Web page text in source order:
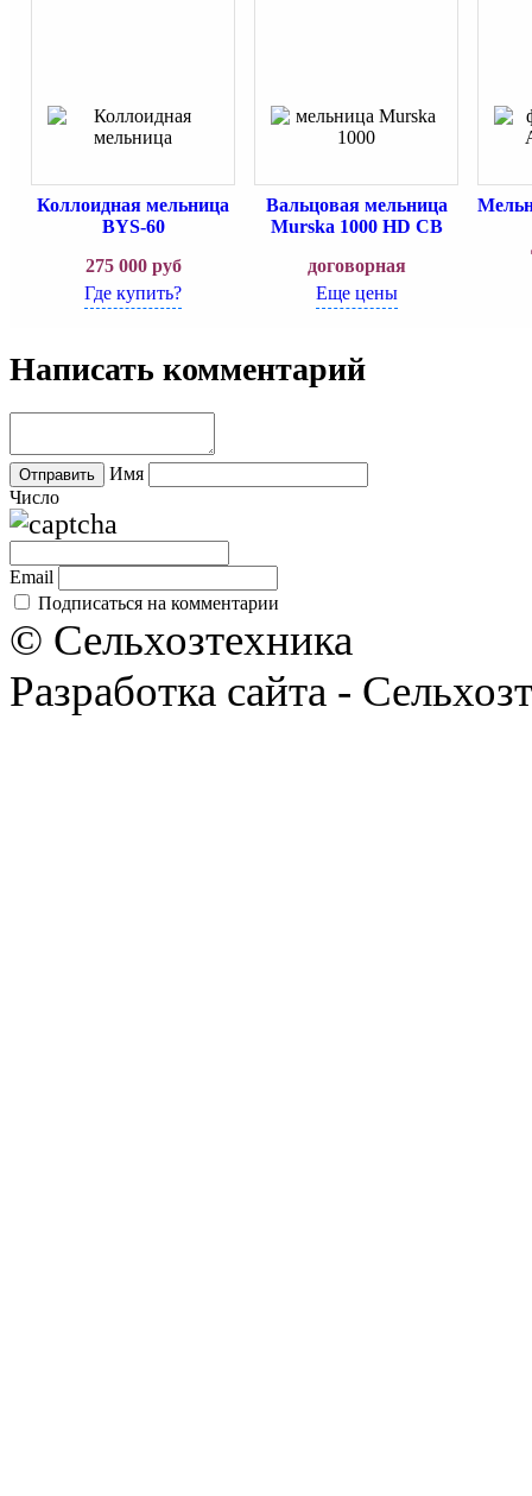
Коллоидная мельница
BYS-60
275 000руб
Где купить?
Вальцовая мельница
Murska 1000 HD CB
договорная
Еще цены
Написать комментарий
Имя
Число
Email
Подписаться на комментарии
© Сельхозтехника
Разработка сайта -